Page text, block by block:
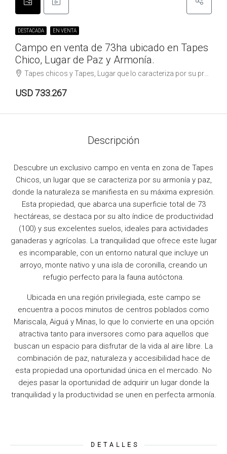
DESTACADA EN VENTA
Campo en venta de 73ha ubicado en Tapes
Chico, Lugar de Paz y Armonía.
Tapes chicos y Tapes, Lugar que lo caracteriza por su productividad y tranquilidad, , Tapes Chico
USD 733.267
Descripción
Descubre un exclusivo campo en venta en zona de Tapes
Chicos, un lugar que se caracteriza por su armonía y paz,
donde la naturaleza se manifiesta en su máxima expresión.
Esta propiedad, que abarca una superficie total de 73
hectáreas, se destaca por su alto índice de productividad
(100) y sus excelentes suelos, ideales para actividades
ganaderas y agrícolas. La tranquilidad que ofrece este lugar
es incomparable, con un entorno natural que incluye un
arroyo, monte nativo y una isla de coronilla, creando un
refugio perfecto para la fauna autóctona.
Ubicada en una región privilegiada, este campo se
encuentra a pocos minutos de centros poblados como
Mariscala, Aiguá y Minas, lo que lo convierte en una opción
atractiva tanto para inversores como para aquellos que
buscan un espacio para disfrutar de la vida al aire libre. La
combinación de paz, naturaleza y accesibilidad hace de
esta propiedad una oportunidad única en el mercado. No
dejes pasar la oportunidad de adquirir un lugar donde la
tranquilidad y la productividad se unen en perfecta armonía.
DETALLES